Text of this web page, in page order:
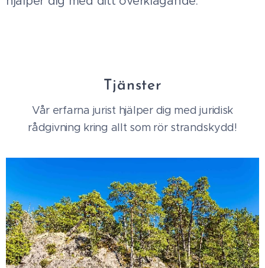
Tjänster
Vår erfarna jurist hjälper dig med juridisk
rådgivning kring allt som rör strandskydd!